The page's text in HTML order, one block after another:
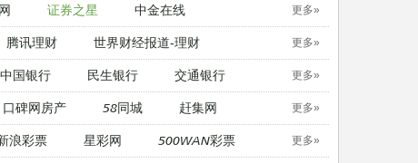
证券之星 中金在线 更多»
腾讯理财 世界财经报道-理财 更多»
中国银行 民生银行 交通银行 更多»
口碑网房产 58同城 赶集网 更多»
浪彩票 星彩网 500WAN彩票 更多»